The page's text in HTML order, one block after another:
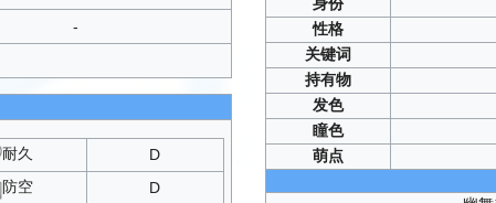
-
耐久
D
防空
D
性格
关键词
持有物
发色
瞳色
萌点